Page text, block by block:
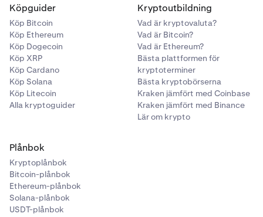
marknadsförhållandena.
kombinera spread-analys med andra indikatorer—
såsom marknadsdjup eller volym—för att få en djupare
förståelse för marknadsdynamiken.
en fullständigare bild av marknadsläget.
eller reaktioner på större händelser. Att kombinera
volymdata med andra mätetal (som volatilitet eller
orderboksdjup) kan hjälpa dig att bekräfta om en
prisrörelse stöds av ett genuint köp-/säljintresse.
Köpguider
Köp Bitcoin
Köp Ethereum
Köp Dogecoin
Köp XRP
Köp Cardano
Köp Solana
Köp Litecoin
Alla kryptoguider
Kryptoutbildning
Vad är kryptovaluta?
Vad är Bitcoin?
Vad är Ethereum?
Bästa plattformen för
kryptoterminer
Bästa kryptobörserna
Kraken jämfört med Coinbase
Kraken jämfört med Binance
Lär om krypto
Plånbok
Kryptoplånbok
Bitcoin-plånbok
Ethereum-plånbok
Solana-plånbok
USDT-plånbok